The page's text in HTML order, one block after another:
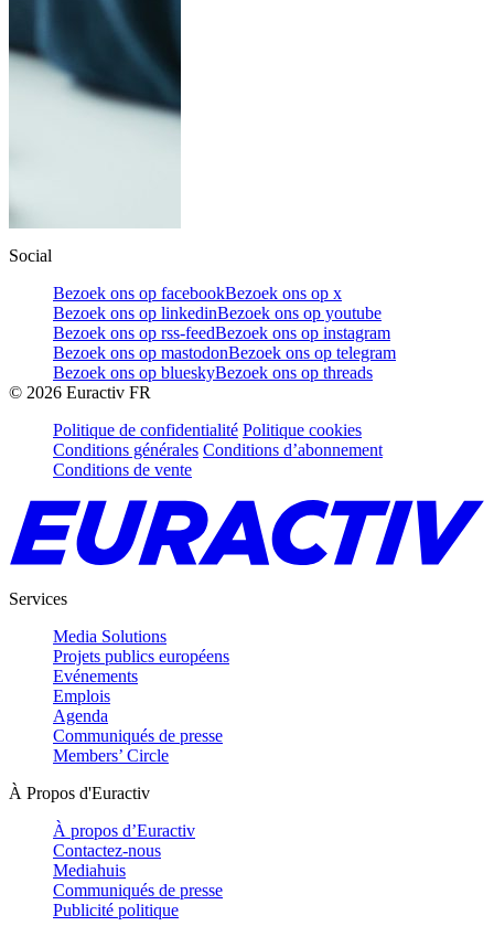
Social
Bezoek ons op facebookBezoek ons op x
Bezoek ons op linkedinBezoek ons op youtube
Bezoek ons op rss-feedBezoek ons op instagram
Bezoek ons op mastodonBezoek ons op telegram
Bezoek ons op blueskyBezoek ons op threads
© 2026 Euractiv FR
Politique de confidentialité Politique cookies
Conditions générales Conditions d’abonnement
Conditions de vente
Services
Media Solutions
Projets publics européens
Evénements
Emplois
Agenda
Communiqués de presse
Members’ Circle
À Propos d'Euractiv
À propos d’Euractiv
Contactez-nous
Mediahuis
Communiqués de presse
Publicité politique